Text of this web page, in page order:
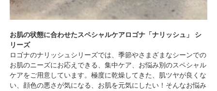
お肌の状態に合わせたスペシャルケアロゴナ「ナリッシュ」 シ
リーズ
ロゴナのナリッシュシリーズでは、季節やさまざまなシーンでの
お肌のニーズにお応えできる、集中ケア、お悩み別のスペシャル
ケアをご用意しています。極度に乾燥してきた、肌ツヤが良くな
い、顔色の悪さが気になる、お肌を元気にしたい！そんなお悩み